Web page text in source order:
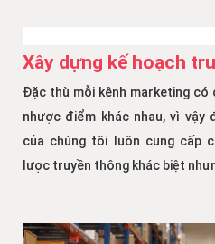
Xây dựng kế hoạch
Đặc thù mỗi kênh marketing có
nhược điểm khác nhau, vì vậy
của chúng tôi luôn cung cấp
lược truyền thông khác biệt